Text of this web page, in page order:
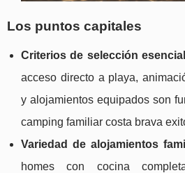
Los puntos capitales
Criterios de selección
acceso directo a playa,
y alojamientos equipados son
camping familiar costa brava
Variedad de alojamientos
homes con cocina